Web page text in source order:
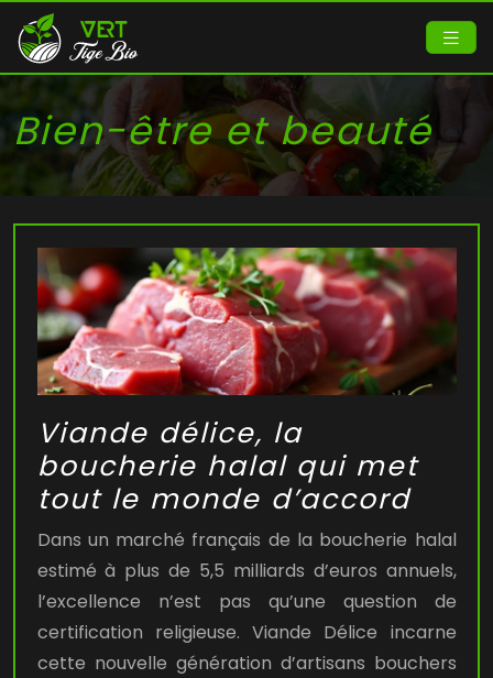
Bien-être et beauté
Viande délice, la
boucherie halal qui met
tout le monde d’accord
Dans un marché français de la boucherie halal
estimé à plus de 5,5 milliards d’euros annuels,
l’excellence n’est pas qu’une question de
certification religieuse. Viande Délice incarne
cette nouvelle génération d’artisans bouchers